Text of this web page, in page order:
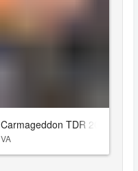
Carmageddon TDR 2000
VA